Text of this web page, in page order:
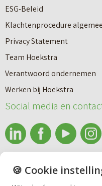
Nieuwbouw
Huren
e
e
n
n
i
e
u
o
w
u
ESG-Beleid
Klachtenprocedure
Privacy Statement
Team Hoekstra
Verantwoord ondernemen
Werken bij Hoekstra
Social media en
Alle contactgegevens
🍪 Cookie